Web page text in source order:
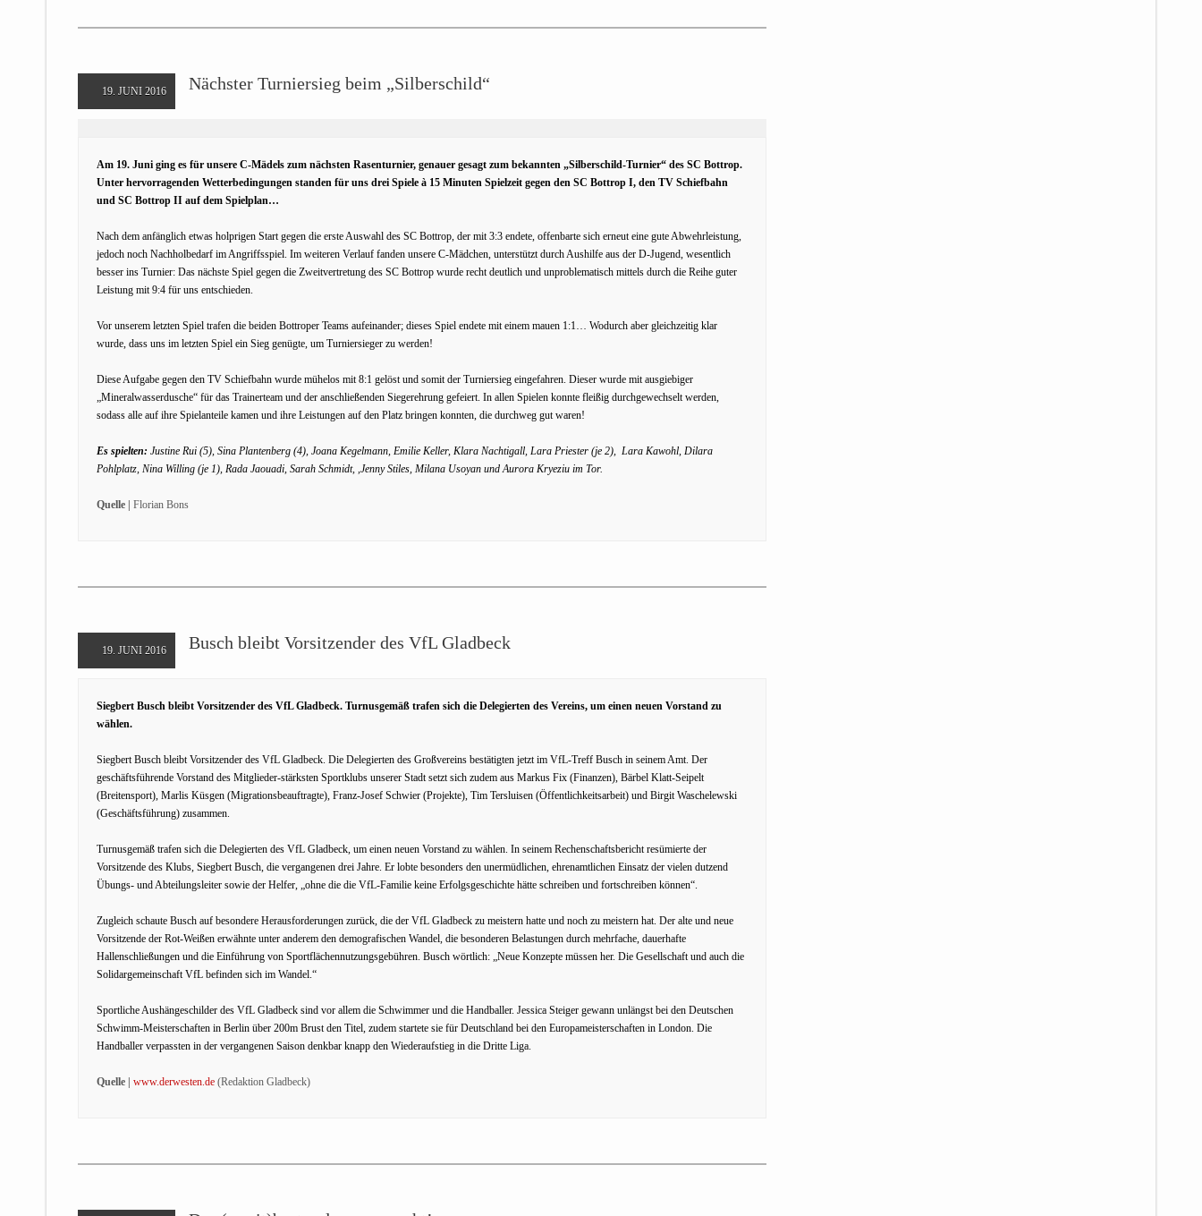
19. JUNI 2016 Nächster Turniersieg beim „Silberschild“
Am 19. Juni ging es für unsere C-Mädels zum nächsten Rasenturnier, genauer gesagt zum bekannten „Silberschild-Turnier“ des SC Bottrop.
Unter hervorragenden Wetterbedingungen standen für uns drei Spiele à 15 Minuten Spielzeit gegen den SC Bottrop I, den TV Schiefbahn
und SC Bottrop II auf dem Spielplan…
Nach dem anfänglich etwas holprigen Start gegen die erste Auswahl des SC Bottrop, der mit 3:3 endete, offenbarte sich erneut eine gute Abwehrleistung,
jedoch noch Nachholbedarf im Angriffsspiel. Im weiteren Verlauf fanden unsere C-Mädchen, unterstützt durch Aushilfe aus der D-Jugend, wesentlich
besser ins Turnier: Das nächste Spiel gegen die Zweitvertretung des SC Bottrop wurde recht deutlich und unproblematisch mittels durch die Reihe guter
Leistung mit 9:4 für uns entschieden.
Vor unserem letzten Spiel trafen die beiden Bottroper Teams aufeinander; dieses Spiel endete mit einem mauen 1:1… Wodurch aber gleichzeitig klar
wurde, dass uns im letzten Spiel ein Sieg genügte, um Turniersieger zu werden!
Diese Aufgabe gegen den TV Schiefbahn wurde mühelos mit 8:1 gelöst und somit der Turniersieg eingefahren. Dieser wurde mit ausgiebiger
„Mineralwasserdusche“ für das Trainerteam und der anschließenden Siegerehrung gefeiert. In allen Spielen konnte fleißig durchgewechselt werden,
sodass alle auf ihre Spielanteile kamen und ihre Leistungen auf den Platz bringen konnten, die durchweg gut waren!
Es spielten: Justine Rui (5), Sina Plantenberg (4), Joana Kegelmann, Emilie Keller, Klara Nachtigall, Lara Priester (je 2), Lara Kawohl, Dilara
Pohlplatz, Nina Willing (je 1), Rada Jaouadi, Sarah Schmidt, ,Jenny Stiles, Milana Usoyan und Aurora Kryeziu im Tor.
Quelle | Florian Bons
19. JUNI 2016 Busch bleibt Vorsitzender des VfL Gladbeck
Siegbert Busch bleibt Vorsitzender des VfL Gladbeck. Turnusgemäß trafen sich die Delegierten des Vereins, um einen neuen Vorstand zu
wählen.
Siegbert Busch bleibt Vorsitzender des VfL Gladbeck. Die Delegierten des Großvereins bestätigten jetzt im VfL-Treff Busch in seinem Amt. Der
geschäftsführende Vorstand des Mitglieder-stärksten Sportklubs unserer Stadt setzt sich zudem aus Markus Fix (Finanzen), Bärbel Klatt-Seipelt
(Breitensport), Marlis Küsgen (Migrationsbeauftragte), Franz-Josef Schwier (Projekte), Tim Tersluisen (Öffentlichkeitsarbeit) und Birgit Waschelewski
(Geschäftsführung) zusammen.
Turnusgemäß trafen sich die Delegierten des VfL Gladbeck, um einen neuen Vorstand zu wählen. In seinem Rechenschaftsbericht resümierte der
Vorsitzende des Klubs, Siegbert Busch, die vergangenen drei Jahre. Er lobte besonders den unermüdlichen, ehrenamtlichen Einsatz der vielen dutzend
Übungs- und Abteilungsleiter sowie der Helfer, „ohne die die VfL-Familie keine Erfolgsgeschichte hätte schreiben und fortschreiben können“.
Zugleich schaute Busch auf besondere Herausforderungen zurück, die der VfL Gladbeck zu meistern hatte und noch zu meistern hat. Der alte und neue
Vorsitzende der Rot-Weißen erwähnte unter anderem den demografischen Wandel, die besonderen Belastungen durch mehrfache, dauerhafte
Hallenschließungen und die Einführung von Sportflächennutzungsgebühren. Busch wörtlich: „Neue Konzepte müssen her. Die Gesellschaft und auch die
Solidargemeinschaft VfL befinden sich im Wandel.“
Sportliche Aushängeschilder des VfL Gladbeck sind vor allem die Schwimmer und die Handballer. Jessica Steiger gewann unlängst bei den Deutschen
Schwimm-Meisterschaften in Berlin über 200m Brust den Titel, zudem startete sie für Deutschland bei den Europameisterschaften in London. Die
Handballer verpassten in der vergangenen Saison denkbar knapp den Wiederaufstieg in die Dritte Liga.
Quelle | www.derwesten.de (Redaktion Gladbeck)